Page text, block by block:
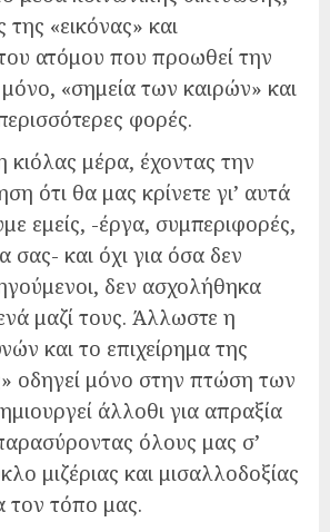
«εικόνας» και
ατόμου που προωθεί την
μόνο, «σημεία των καιρών» και
φορές.
μέρα, έχοντας την
ότι θα μας κρίνετε γι’ αυτά
εμείς, -έργα, συμπεριφορές,
σας- και όχι για όσα δεν
δεν ασχολήθηκα
μαζί τους. Άλλωστε η
και το επιχείρημα της
οδηγεί μόνο στην πτώση των
άλλοθι για απραξία
όλους μας σ’
μιζέριας και μισαλλοδοξίας
τόπο μας.